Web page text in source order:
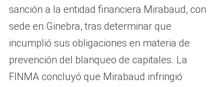
sanción a la entidad financiera Mirabaud, con
sede en Ginebra, tras determinar que
incumplió sus obligaciones en materia de
prevención del blanqueo de capitales. La
FINMA concluyó que Mirabaud infringió